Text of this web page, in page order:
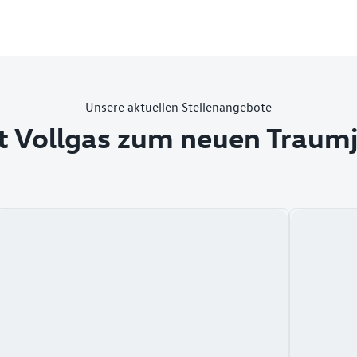
Unsere aktuellen Stellenangebote
Vollgas zum neuen